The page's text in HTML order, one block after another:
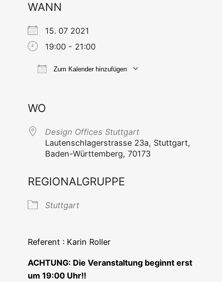
WANN
15. 07 2021
19:00 - 21:00
Zum Kalender hinzufügen
WO
Design Offices Stuttgart
Lau­ten­schla­ger­stras­se 23a, Stutt­gart,
Baden-Würt­tem­berg, 70173
REGIONALGRUPPE
Stutt­gart
Refe­rent : Karin Roller
ACHTUNG: Die Ver­an­stal­tung beginnt erst
um 19:00 Uhr!!